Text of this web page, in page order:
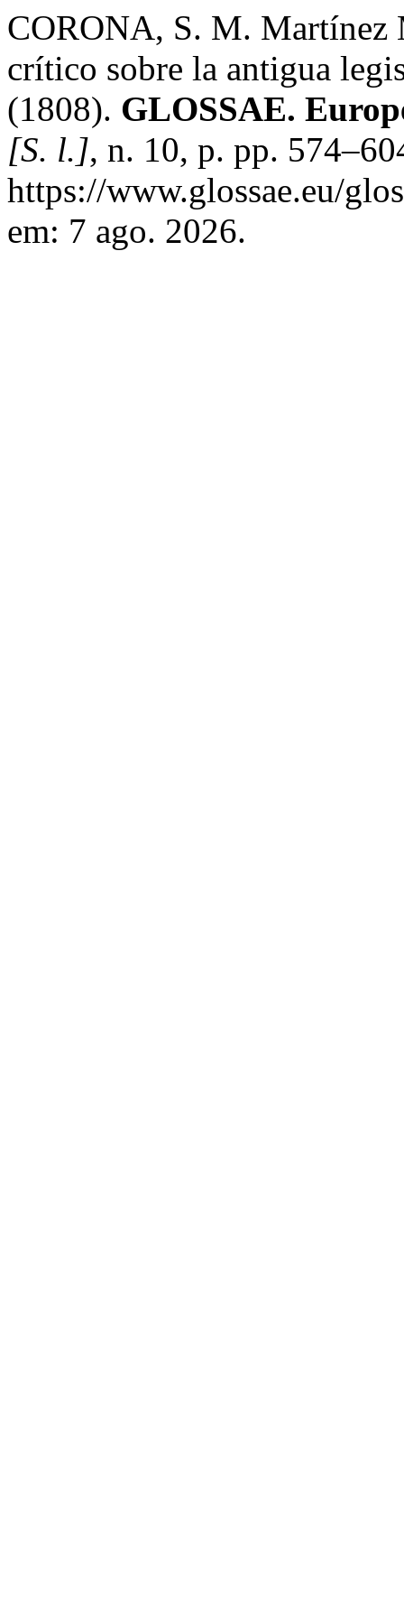
CORONA, S. M. Martínez
crítico sobre la antigua
(1808). GLOSSAE.
[S. l.], n. 10, p. pp.
https://www.glossae.eu/
em: 7 ago. 2026.